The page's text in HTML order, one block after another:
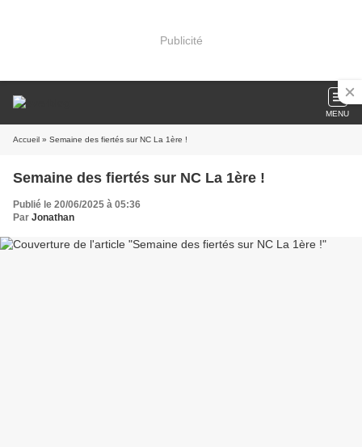
Publicité
MENU
Accueil » Semaine des fiertés sur NC La 1ère !
Semaine des fiertés sur NC La 1ère !
Publié le 20/06/2025 à 05:36
Par Jonathan